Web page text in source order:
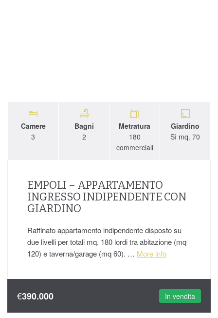
Camere
3
Bagni
2
Metratura
180
commerciali
Giardino
Sì mq. 70
EMPOLI – APPARTAMENTO
INGRESSO INDIPENDENTE CON
GIARDINO
Raffinato appartamento indipendente disposto su
due livelli per totali mq. 180 lordi tra abitazione (mq
120) e taverna/garage (mq 60). … More info
€390.000 In vendita